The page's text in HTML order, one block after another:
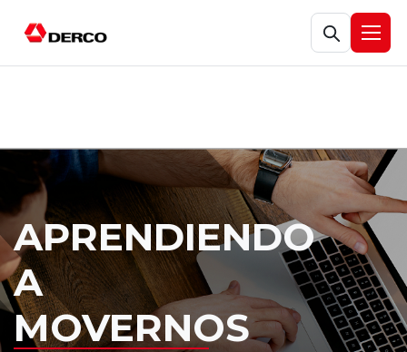
Abrir búsqueda
Abrir
APRENDIENDO
A
MOVERNOS